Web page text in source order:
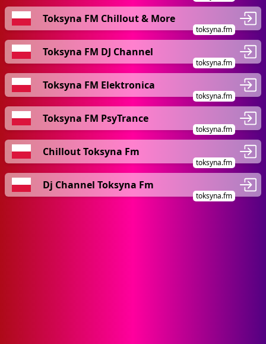
Toksyna FM Chillout & More
toksyna.fm
Toksyna FM DJ Channel
toksyna.fm
Toksyna FM Elektronica
toksyna.fm
Toksyna FM PsyTrance
toksyna.fm
Chillout Toksyna Fm
toksyna.fm
Dj Channel Toksyna Fm
toksyna.fm